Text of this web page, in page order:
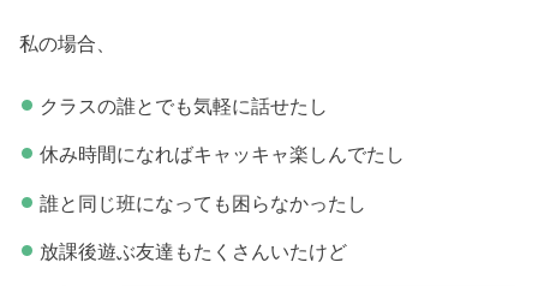
私の場合、
クラスの誰とでも気軽に話せたし
休み時間になればキャッキャ楽しんでたし
誰と同じ班になっても困らなかったし
放課後遊ぶ友達もたくさんいたけど